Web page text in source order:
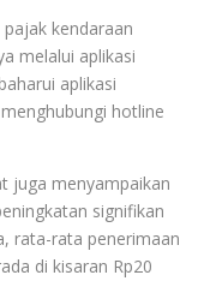
kendaraan
melalui aplikasi
aplikasi
hotline
juga menyampaikan
signifikan
rata-rata penerimaan
di kisaran Rp20